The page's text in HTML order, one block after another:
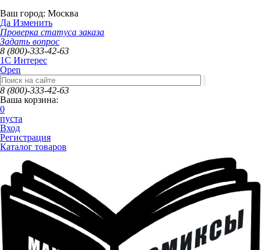
Ваш город: Москва
Да Изменить
Проверка статуса заказа
Задать вопрос
8 (800)-333-42-63
1C Интерес
Open
8 (800)-333-42-63
Ваша корзина:
0
пуста
Вход
Регистрация
Каталог товаров